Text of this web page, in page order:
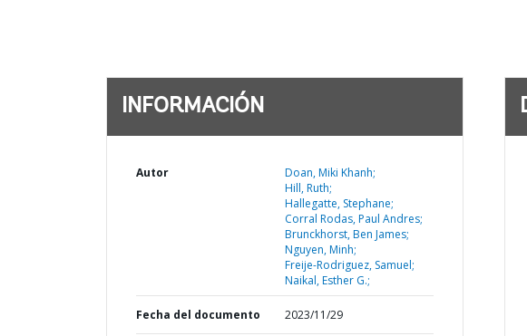
INFORMACIÓN
Autor
Doan, Miki Khanh;
Hill, Ruth;
Hallegatte, Stephane;
Corral Rodas, Paul Andres;
Brunckhorst, Ben James;
Nguyen, Minh;
Freije-Rodriguez, Samuel;
Naikal, Esther G.;
Fecha del documento 2023/11/29